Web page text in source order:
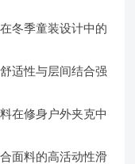
冬季童装设计中的
适性与层间结合强
在修身户外夹克中
面料的高活动性滑